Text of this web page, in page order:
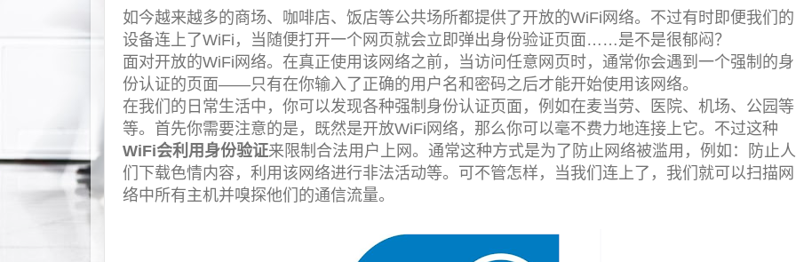
如今越来越多的商场、咖啡店、饭店等公共场所都提供了开放的WiFi网络。不过有时即便我们的
设备连上了WiFi，当随便打开一个网页就会立即弹出身份验证页面……是不是很郁闷？
面对开放的WiFi网络。在真正使用该网络之前，当访问任意网页时，通常你会遇到一个强制的身
份认证的页面——只有在你输入了正确的用户名和密码之后才能开始使用该网络。
在我们的日常生活中，你可以发现各种强制身份认证页面，例如在麦当劳、医院、机场、公园等
等。首先你需要注意的是，既然是开放WiFi网络，那么你可以毫不费力地连接上它。不过这种
WiFi会利用身份验证来限制合法用户上网。通常这种方式是为了防止网络被滥用，例如：防止人
们下载色情内容，利用该网络进行非法活动等。
可不管怎样，当我们连上了，我们就可以扫描网
络中所有主机并嗅探他们的通信流量。